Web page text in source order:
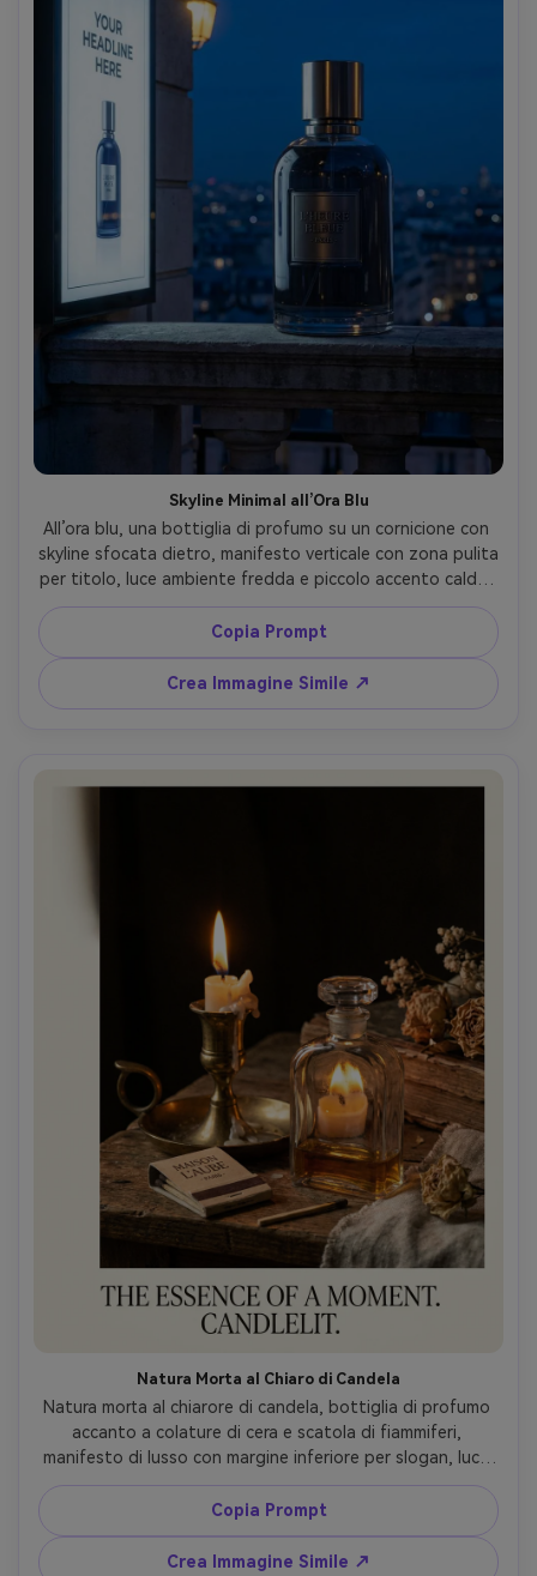
Skyline Minimal all’Ora Blu
All’ora blu, una bottiglia di profumo su un cornicione con
skyline sfocata dietro, manifesto verticale con zona pulita
per titolo, luce ambiente fredda e piccolo accento caldo,
Sony A1, 50mm f/1.8, regola dei terzi, mood premium
tranquillo, riflessi realistici su vetro e tappo, dettaglio
etichetta netto, alta risoluzione --ar 4:5
Copia Prompt
Crea Immagine Simile ↗
Natura Morta al Chiaro di Candela
Natura morta al chiarore di candela, bottiglia di profumo
accanto a colature di cera e scatola di fiammiferi,
manifesto di lusso con margine inferiore per slogan, luce
chiave tremolante calda più riempimento per mantenere
dettaglio, Nikon Z8, 85mm f/2, inquadratura stretta con
spazio negativo, atmosfera intima, riflessi fiamma su
vetro realistici e gradienti d’ombra naturali, look editoriale
Copia Prompt
Crea Immagine Simile ↗